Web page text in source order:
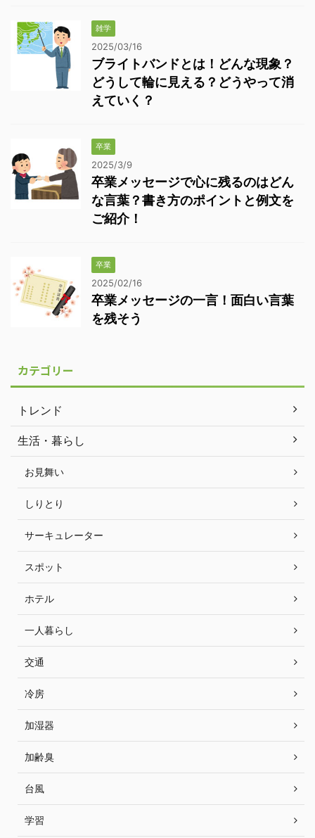
雑学
2025/03/16
ブライトバンドとは！どんな現象？
どうして輪に見える？どうやって消
えていく？
卒業
2025/3/9
卒業メッセージで心に残るのはどん
な言葉？書き方のポイントと例文を
ご紹介！
卒業
2025/02/16
卒業メッセージの一言！面白い言葉
を残そう
カテゴリー
トレンド
生活・暮らし
お見舞い
しりとり
サーキュレーター
スポット
ホテル
一人暮らし
交通
冷房
加湿器
加齢臭
台風
学習